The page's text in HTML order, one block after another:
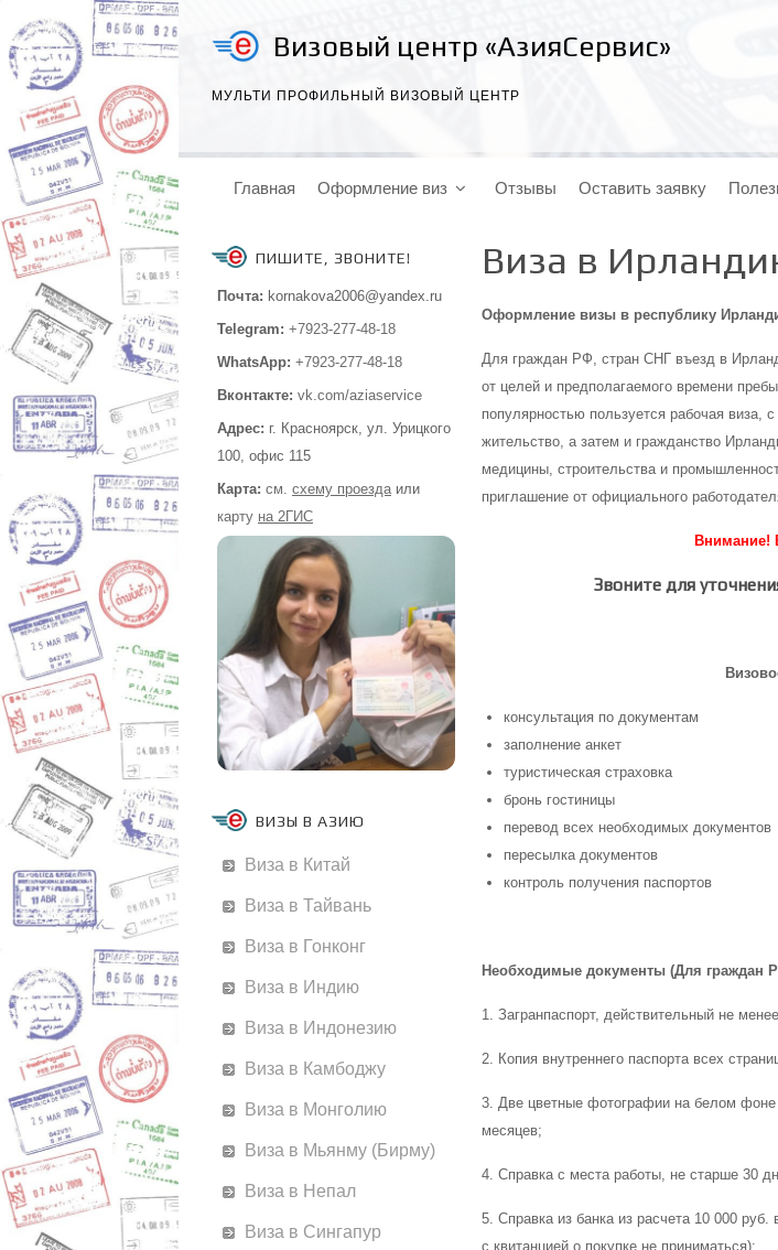
Визовый центр «АзияСервис»
МУЛЬТИ ПРОФИЛЬНЫЙ ВИЗОВЫЙ ЦЕНТР
Главная Оформление виз Отзывы Оставить заявку
ПИШИТЕ, ЗВОНИТЕ!
Почта: kornakova2006@yandex.ru
Telegram: +7923-277-48-18
WhatsApp: +7923-277-48-18
Вконтакте: vk.com/aziaservice
Адрес: г. Красноярск, ул. Урицкого
100, офис 115
Карта: см. схему проездаили
карту на 2ГИС
ВИЗЫ В АЗИЮ
Виза в Китай
Виза в Тайвань
Виза в Гонконг
Виза в Индию
Виза в Индонезию
Виза в Камбоджу
Виза в Монголию
Виза в Мьянму (Бирму)
Виза в Непал
Виза в Сингапур
Виза в
Оформление визы в республику
Для граждан РФ, стран СНГ въезд в
от целей и предполагаемого времени
популярностью пользуется рабочая виза,
жительство, а затем и гражданство
медицины, строительства и
приглашение от официального
Внимание!
Звоните для
консультация по документам
заполнение анкет
туристическая страховка
бронь гостиницы
перевод всех необходимых документов
пересылка документов
контроль получения паспортов
Необходимые документы (Для граждан
1. Загранпаспорт, действительный не
2. Копия внутреннего паспорта всех
3. Две цветные фотографии на белом фоне
месяцев;
4. Справка с места работы, не старше 30
5. Справка из банка из расчета 10 000
с квитанцией о покупке не приниматься);